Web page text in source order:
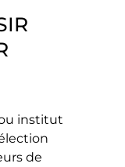
institut
de